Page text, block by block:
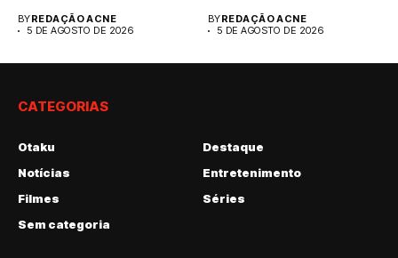
BYREDAÇÃO ACNE
5 DE AGOSTO DE 2026
BYREDAÇÃO ACNE
5 DE AGOSTO DE 2026
CATEGORIAS
Otaku
Destaque
Notícias
Entretenimento
Filmes
Séries
Sem categoria